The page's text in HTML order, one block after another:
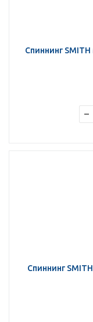
Спиннинг
Спиннинг